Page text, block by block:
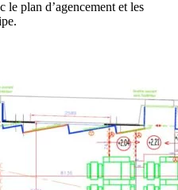
le plan d’agencement et les